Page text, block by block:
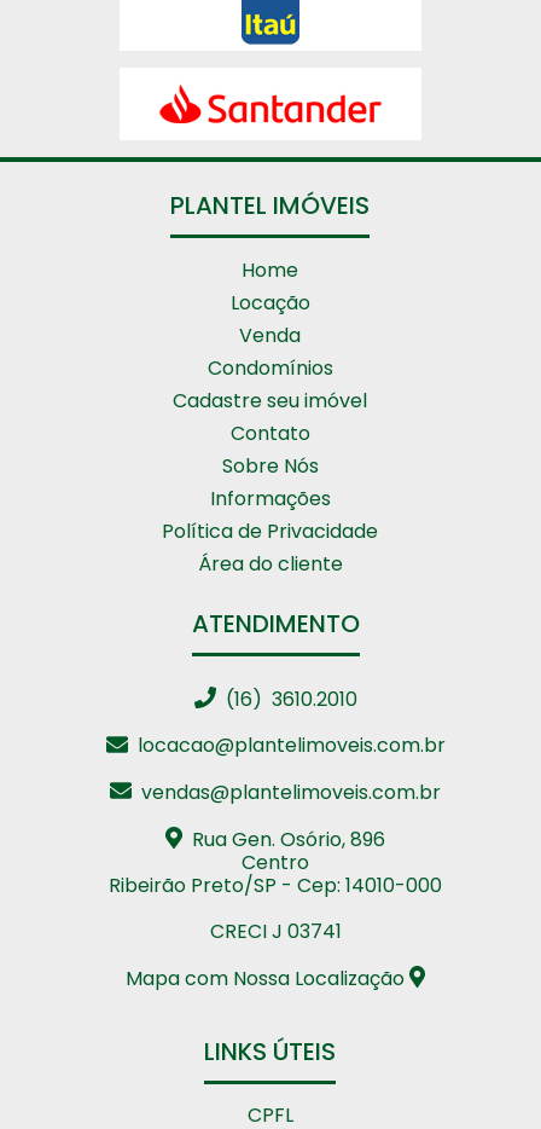
PLANTEL IMÓVEIS
Home
Locação
Venda
Condomínios
Cadastre seu imóvel
Contato
Sobre Nós
Informações
Política de Privacidade
Área do cliente
ATENDIMENTO
(16) 3610.2010
locacao@plantelimoveis.com.br
vendas@plantelimoveis.com.br
Rua Gen. Osório, 896
Centro
Ribeirão Preto/SP - Cep: 14010-000
CRECI J 03741
Mapa com Nossa Localização
LINKS ÚTEIS
CPFL